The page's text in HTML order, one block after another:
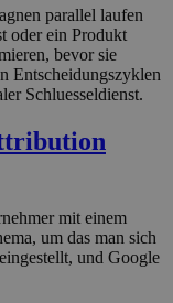
parallel laufen
oder ein Produkt
bevor sie
Entscheidungszyklen
Schluesseldienst.
mit einem
um das man sich
und Google